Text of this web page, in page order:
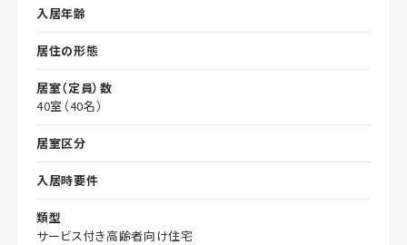
入居年齢
居住の形態
居室（定員）数
40室（40名）
居室区分
入居時要件
類型
サービス付き高齢者向け住宅